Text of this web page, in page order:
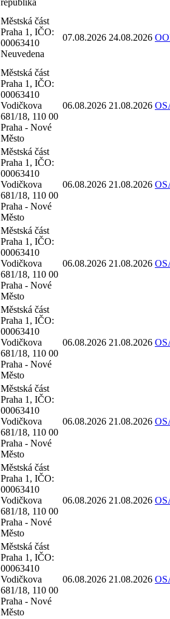
Městská část
Praha 1, IČO:
00063410
Neuvedena
07.08.2026 24.08.2026
Městská část
Praha 1, IČO:
00063410
Vodičkova
681/18, 110 00
Praha - Nové
Město
06.08.2026 21.08.2026
Městská část
Praha 1, IČO:
00063410
Vodičkova
681/18, 110 00
Praha - Nové
Město
06.08.2026 21.08.2026
Městská část
Praha 1, IČO:
00063410
Vodičkova
681/18, 110 00
Praha - Nové
Město
06.08.2026 21.08.2026
Městská část
Praha 1, IČO:
00063410
Vodičkova
681/18, 110 00
Praha - Nové
Město
06.08.2026 21.08.2026
Městská část
Praha 1, IČO:
00063410
Vodičkova
681/18, 110 00
Praha - Nové
Město
06.08.2026 21.08.2026
Městská část
Praha 1, IČO:
00063410
Vodičkova
681/18, 110 00
Praha - Nové
Město
06.08.2026 21.08.2026
Městská část
Praha 1, IČO:
00063410
Vodičkova
681/18, 110 00
Praha - Nové
Město
06.08.2026 21.08.2026